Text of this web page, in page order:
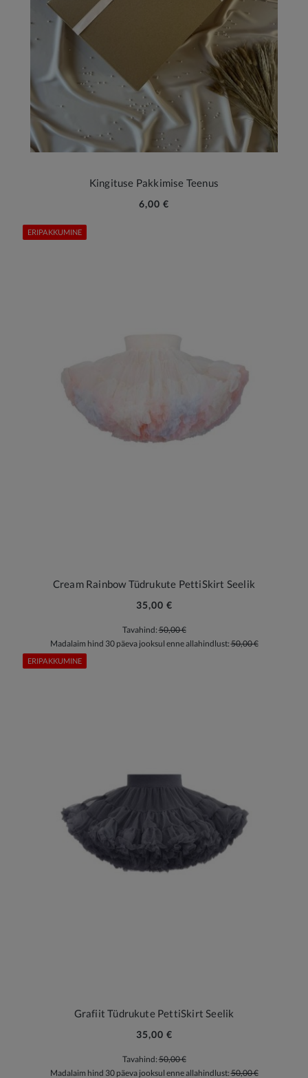
Kingituse Pakkimise Teenus
6,00 €
Cream Rainbow Tüdrukute PettiSkirt Seelik
35,00 €
Tavahind:50,00 €
Madalaim hind 30 päeva jooksul enne allahindlust:50,00 €
ERIPAKKUMINE
Grafiit Tüdrukute PettiSkirt Seelik
35,00 €
Tavahind:50,00 €
Madalaim hind 30 päeva jooksul enne allahindlust:50,00 €
ERIPAKKUMINE